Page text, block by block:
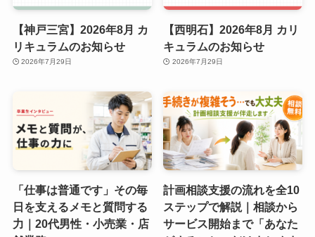
【神戸三宮】2026年8月 カ
リキュラムのお知らせ
2026年7月29日
【西明石】2026年8月 カリ
キュラムのお知らせ
2026年7月29日
「仕事は普通です」その毎
日を支えるメモと質問する
力｜20代男性・小売業・店
計画相談支援の流れを全10
ステップで解説｜相談から
サービス開始まで「あなた